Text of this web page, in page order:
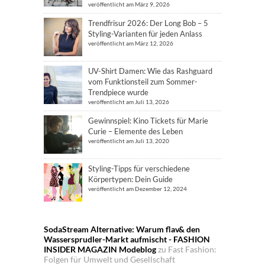
veröffentlicht am März 9, 2026
Trendfrisur 2026: Der Long Bob – 5
Styling-Varianten für jeden Anlass
veröffentlicht am März 12, 2026
UV-Shirt Damen: Wie das Rashguard
vom Funktionsteil zum Sommer-
Trendpiece wurde
veröffentlicht am Juli 13, 2026
Gewinnspiel: Kino Tickets für Marie
Curie – Elemente des Leben
veröffentlicht am Juli 13, 2020
Styling-Tipps für verschiedene
Körpertypen: Dein Guide
veröffentlicht am Dezember 12, 2024
SodaStream Alternative: Warum flav& den
Wassersprudler-Markt aufmischt - FASHION
INSIDER MAGAZIN Modeblogzu Fast Fashion:
Folgen für Umwelt und Gesellschaft